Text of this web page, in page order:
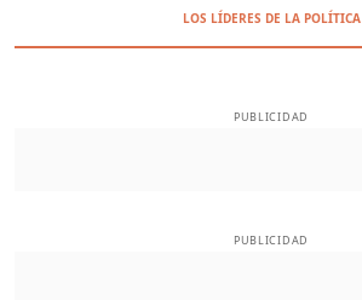
LOS LÍDERES DE LA POLÍTICA
PUBLICIDAD
PUBLICIDAD